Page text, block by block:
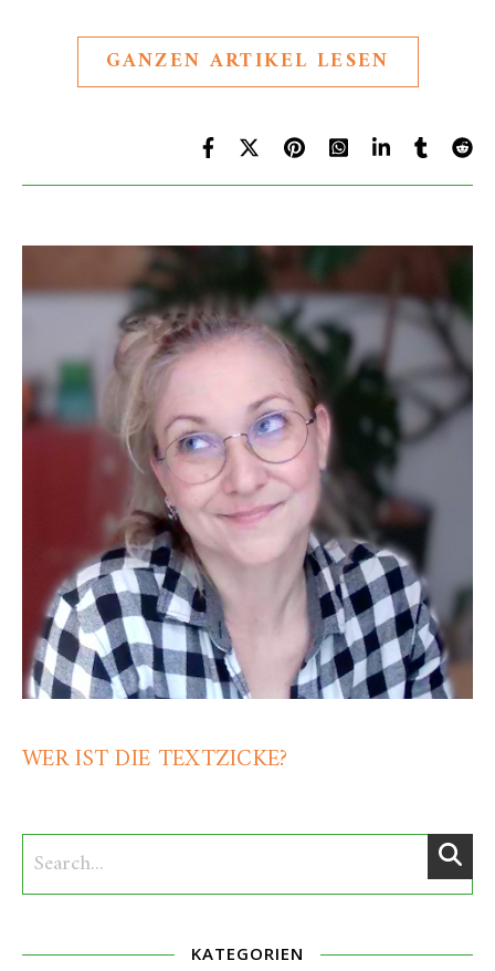
GANZEN ARTIKEL LESEN
WER IST DIE TEXTZICKE?
KATEGORIEN